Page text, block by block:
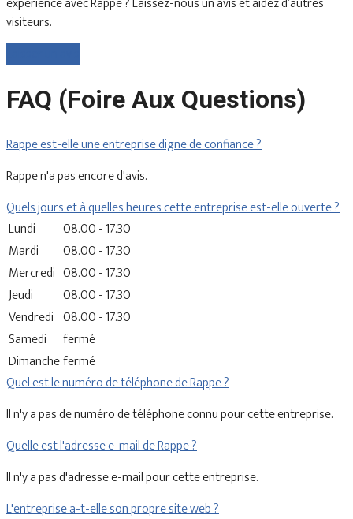
visiteurs.
FAQ (Foire Aux Questions)
Rappe est-elle une entreprise digne de confiance ?
Rappe n'a pas encore d'avis.
Quels jours et à quelles heures cette entreprise est-elle ouverte ?
Lundi
08.00 - 17.30
Mardi
08.00 - 17.30
Mercredi 08.00 - 17.30
Jeudi
08.00 - 17.30
Vendredi 08.00 - 17.30
Samedi
fermé
Dimanchefermé
Quel est le numéro de téléphone de Rappe ?
Il n'y a pas de numéro de téléphone connu pour cette entreprise.
Quelle est l'adresse e-mail de Rappe ?
Il n'y a pas d'adresse e-mail pour cette entreprise.
L'entreprise a-t-elle son propre site web ?